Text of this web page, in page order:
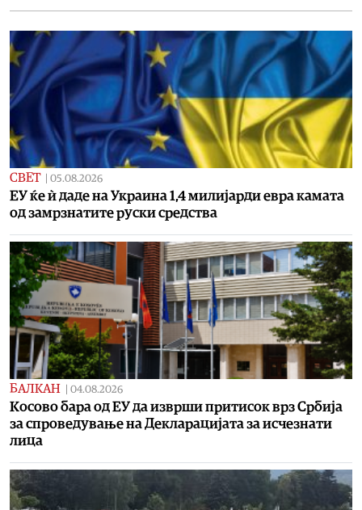
СВЕТ 05.08.2026
ЕУ ќе ѝ даде на Украина 1,4 милијарди евра камата
од замрзнатите руски средства
БАЛКАН 04.08.2026
Косово бара од ЕУ да изврши притисок врз Србија
за спроведување на Декларацијата за исчезнати
лица